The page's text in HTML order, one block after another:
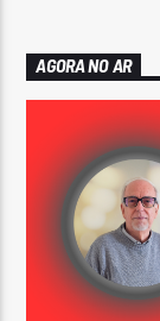
AGORA NO AR